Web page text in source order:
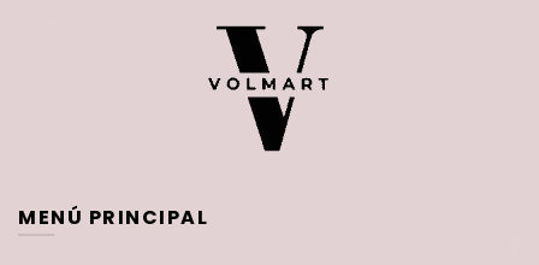
MENÚ PRINCIPAL